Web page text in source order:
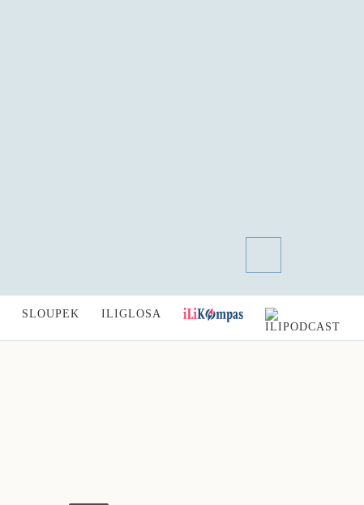
SLOUPEK ILIGLOSA